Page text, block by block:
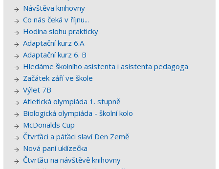
Návštěva knihovny
Co nás čeká v říjnu...
Hodina slohu prakticky
Adaptační kurz 6.A
Adaptační kurz 6. B
Hledáme školního asistenta i asistenta pedagoga
Začátek září ve škole
Výlet 7B
Atletická olympiáda 1. stupně
Biologická olympiáda - školní kolo
McDonalds Cup
Čtvrťáci a páťáci slaví Den Země
Nová paní uklízečka
Čtvrťáci na návštěvě knihovny